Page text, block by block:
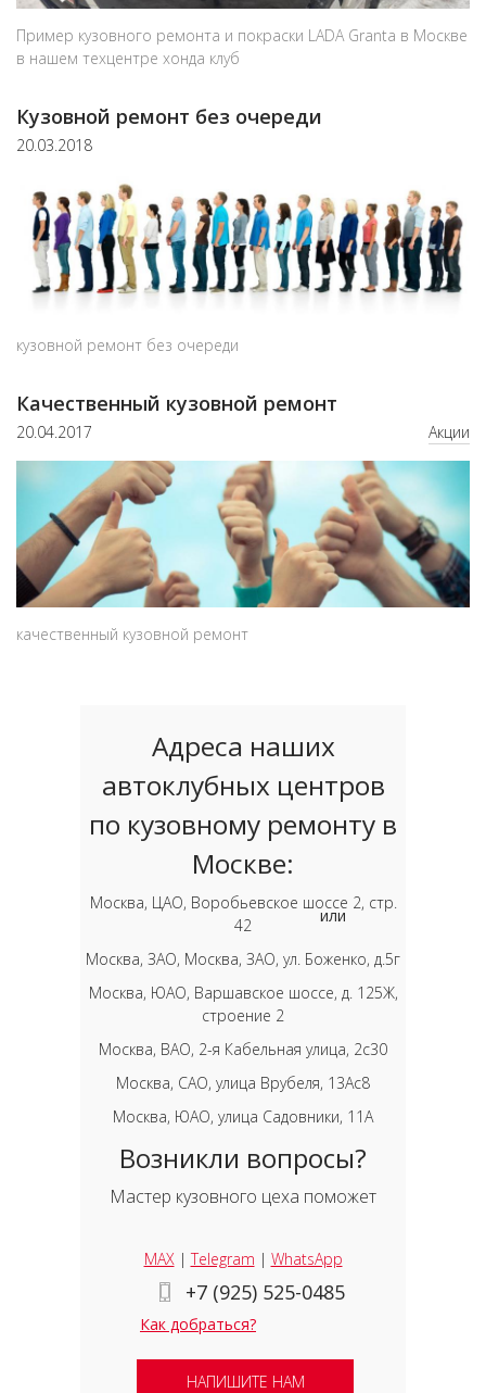
Пример кузовного ремонта и покраски LADA Granta в Москве
в нашем техцентре хонда клуб
Кузовной ремонт без очереди
20.03.2018
кузовной ремонт без очереди
Качественный кузовной ремонт
20.04.2017 Акции
качественный кузовной ремонт
Адреса наших
автоклубных центров
по кузовному ремонту в
Москве:
Москва, ЦАО, Воробьевское шоссе 2, стр.
42
Москва, ЗАО, Москва, ЗАО, ул. Боженко, д.5г
Москва, ЮАО, Варшавское шоссе, д. 125Ж,
строение 2
Москва, ВАО, 2-я Кабельная улица, 2с30
Москва, САО, улица Врубеля, 13Ас8
Москва, ЮАО, улица Садовники, 11А
Возникли вопросы?
Мастер кузовного цеха поможет
MAX |Telegram | WhatsApp
+7 (925) 525-0485
Как добраться?
или
НАПИШИТЕ НАМ